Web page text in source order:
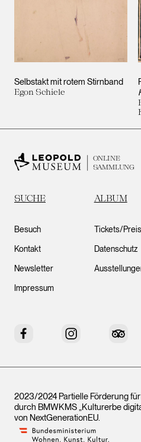
Selbstakt mit rotem Stirnband
Egon Schiele
ONLINE
SAMMLUNG
SUCHE ALBUM
Besuch
Kontakt
Newsletter
Impressum
Tickets/
Datenschutz
Facebook Instagram
2023/2024 Partielle Förderung
durch BMWKMS „Kulturerbe
von NextGenerationEU.